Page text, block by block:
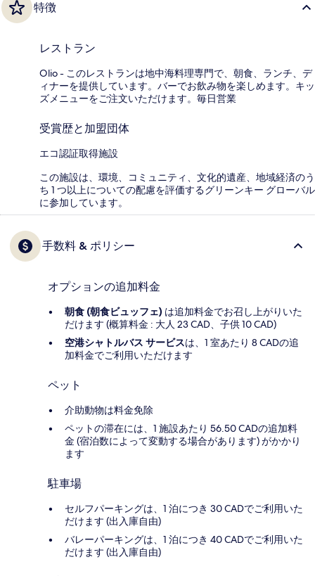
特徴
レストラン
Olio - このレストランは地中海料理専門で、朝食、ランチ、デ
ィナーを提供しています。バーでお飲み物を楽しめます。キッ
ズメニューをご注文いただけます。毎日営業
受賞歴と加盟団体
エコ認証取得施設
この施設は、環境、コミュニティ、文化的遺産、地域経済のう
ち 1 つ以上についての配慮を評価するグリーンキー グローバル
に参加しています。
手数料 & ポリシー
オプションの追加料金
朝食 (朝食ビュッフェ) は追加料金でお召し上がりいた
だけます (概算料金 : 大人 23 CAD、子供 10 CAD)
空港シャトルバス サービスは、1 室あたり 8 CADの追
加料金でご利用いただけます
ペット
介助動物は料金免除
ペットの滞在には、1 施設あたり 56.50 CADの追加料
金 (宿泊数によって変動する場合があります) がかかり
ます
駐車場
セルフパーキングは、1 泊につき 30 CADでご利用いた
だけます (出入庫自由)
バレーパーキングは、1 泊につき 40 CADでご利用いた
だけます (出入庫自由)